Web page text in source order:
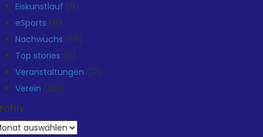
Eiskunstlauf (9)
eSports (6)
Nachwuchs (58)
Top stories (8)
Veranstaltungen (17)
Verein (103)